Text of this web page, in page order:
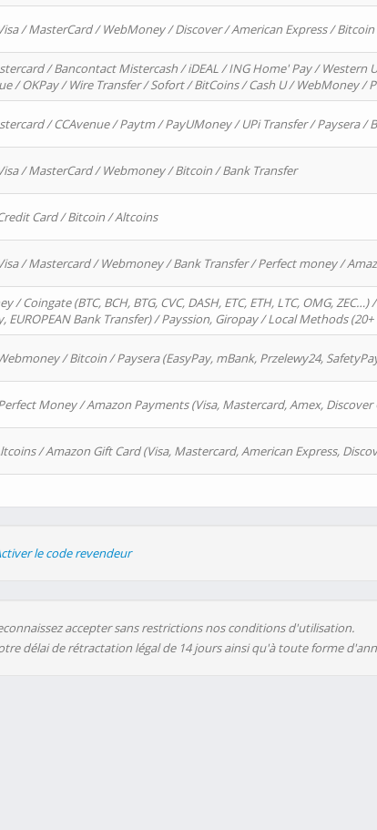
/ MasterCard / WebMoney / Discover / American Express / Bitcoin
/ Bancontact Mistercash / iDEAL / ING Home' Pay / Western
/ OKPay / Wire Transfer / Sofort / BitCoins / Cash U / WebMoney /
/ CCAvenue / Paytm / PayUMoney / UPi Transfer / Paysera /
/ MasterCard / Webmoney / Bitcoin / Bank Transfer
Card / Bitcoin / Altcoins
/ Mastercard / Webmoney / Bank Transfer / Perfect money /
/ Coingate (BTC, BCH, BTG, CVC, DASH, ETC, ETH, LTC, OMG,
EUROPEAN Bank Transfer) / Payssion, Giropay / Local Methods
/ Bitcoin / Paysera (EasyPay, mBank, Przelewy24,
Money / Amazon Payments (Visa, Mastercard, Amex, Discover
/ Amazon Gift Card (Visa, Mastercard, American Express,
le code revendeur
accepter sans restrictions nos conditions d'utilisation.
délai de rétractation légal de 14 jours ainsi qu'à toute forme